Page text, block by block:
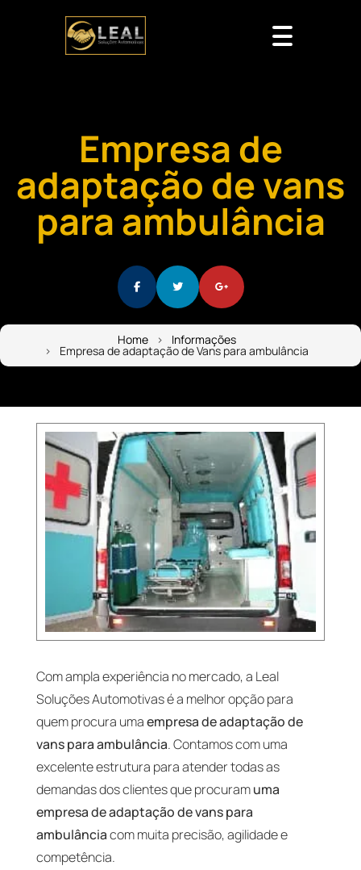
Empresa de
adaptação de vans
para ambulância
Home Informações
Empresa de adaptação de Vans para ambulância
Com ampla experiência no mercado, a Leal
Soluções Automotivas é a melhor opção para
quem procura umaempresa de adaptação de
vans para ambulância. Contamos com uma
excelente estrutura para atender todas as
demandas dos clientes que procuramuma
empresa de adaptação de vans para
ambulânciacom muita precisão, agilidade e
competência.